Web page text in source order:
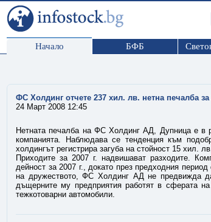
Начало БФБ
ФС Холдинг отчете 237 хил. лв. нетна печалба за
24 Март 2008 12:45
Нетната печалба на ФС Холдинг АД, Дупница е в
компанията. Наблюдава се тенденция към
холдингът регистрира загуба на стойност 15 хил.
Приходите за 2007 г. надвишават разходите.
дейност за 2007 г., докато през предходния
на дружеството, ФС Холдинг АД не предвижда
дъщерните му предприятия работят в сферата
тежкотоварни автомобили.